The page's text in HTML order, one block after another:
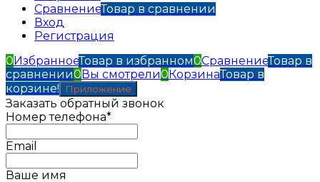
СравнениеТовар в сравнении
Вход
Регистрация
0ИзбранноеТовар в избранном0СравнениеТовар в
сравнении0Вы смотрели0КорзинаТовар в
корзине!
Приложение
Заказать обратный звонок
Номер телефона*
Email
Ваше имя